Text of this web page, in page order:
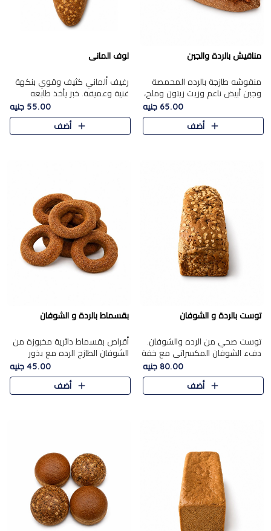
مناقيش بالردة والجبن
منقوشه طازجة بالرده المحمصة
وجبن أبيض ناعم وزيت زيتون وملح،
مباشرة من الفرن.الرده مع نعومة
الجبن فوق عجينة طازجة.
65.00 جنيه
أضف
لوف المانى
رغيف ألماني كثيف وقوي بنكهة
غنية وعميقة. خبز يأخذ طابعه
55.00 جنيه
أضف
توست بالردة و الشوفان
توست صحي من الرده والشوفان.
دفء الشوفان المكسراتي مع خفة
80.00 جنيه
أضف
بقسماط بالردة و الشوفان
أقراص بقسماط دائرية مخبوزة من
الشوفان الطازج الرده مع بذور
مختارة. قرمشة الحبوب والبذور،
بداية صحية لكل صباح.
45.00 جنيه
أضف